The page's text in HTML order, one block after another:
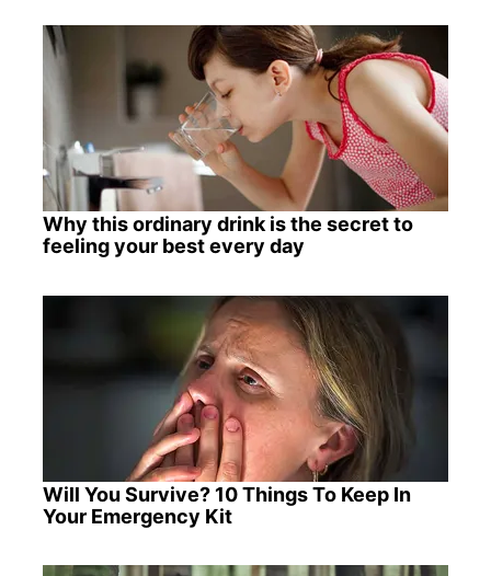
Why this ordinary drink is the secret to
feeling your best every day
Will You Survive? 10 Things To Keep In
Your Emergency Kit